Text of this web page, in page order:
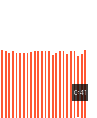
0:41